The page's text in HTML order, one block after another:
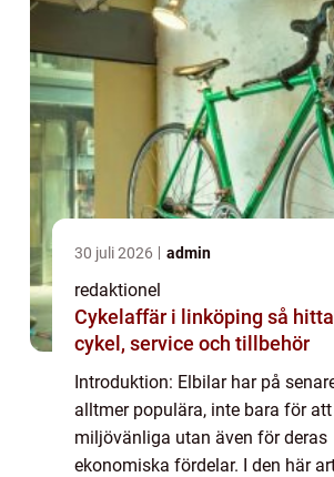
30 juli 2026 admin
redaktionel
Cykelaffär i linköping så hittar du rätt
cykel, service och tillbehör
Introduktion: Elbilar har på
alltmer populära, inte bara för
miljövänliga utan även för deras
ekonomiska fördelar. I den här